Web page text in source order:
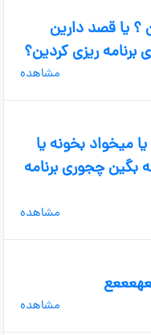
یا قصد دارین
ریزی کردین؟
مشاهده
میخواد بخونه یا
چجوری برنامه
مشاهده
مشاهده